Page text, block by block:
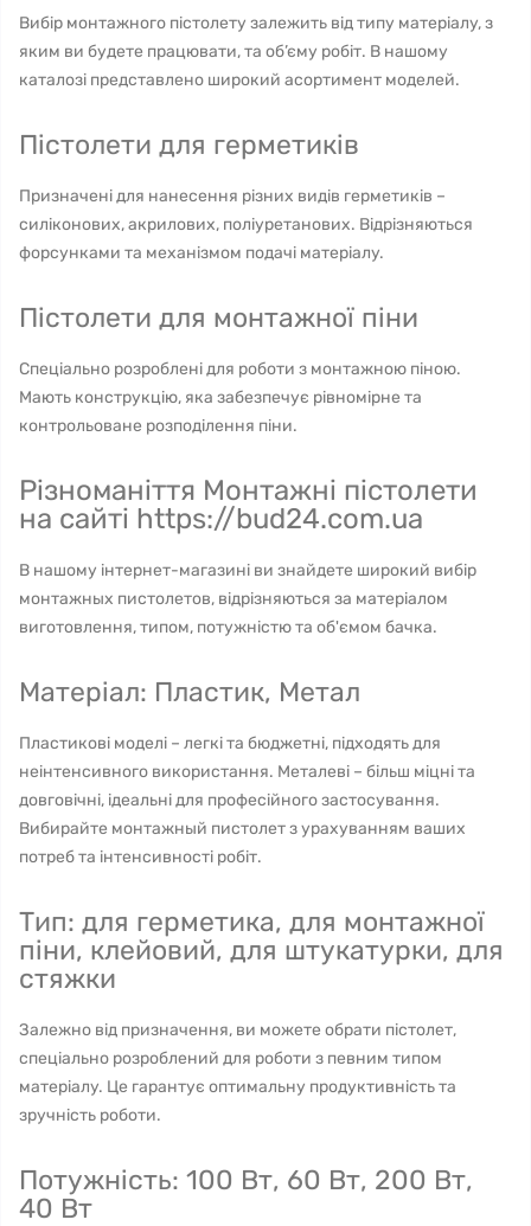
Вибір монтажного пістолету залежить від типу матеріалу, з
яким ви будете працювати, та об’єму робіт. В нашому
каталозі представлено широкий асортимент моделей.
Пістолети для герметиків
Призначені для нанесення різних видів герметиків –
силіконових, акрилових, поліуретанових. Відрізняються
форсунками та механізмом подачі матеріалу.
Пістолети для монтажної піни
Спеціально розроблені для роботи з монтажною піною.
Мають конструкцію, яка забезпечує рівномірне та
контрольоване розподілення піни.
Різноманіття Монтажні пістолети
на сайті https://bud24.com.ua
В нашому інтернет-магазині ви знайдете широкий вибір
монтажных пистолетов, відрізняються за матеріалом
виготовлення, типом, потужністю та об'ємом бачка.
Матеріал: Пластик, Метал
Пластикові моделі – легкі та бюджетні, підходять для
неінтенсивного використання. Металеві – більш міцні та
довговічні, ідеальні для професійного застосування.
Вибирайте монтажный пистолет з урахуванням ваших
потреб та інтенсивності робіт.
Тип: для герметика, для монтажної
піни, клейовий, для штукатурки, для
стяжки
Залежно від призначення, ви можете обрати пістолет,
спеціально розроблений для роботи з певним типом
матеріалу. Це гарантує оптимальну продуктивність та
зручність роботи.
Потужність: 100 Вт, 60 Вт, 200 Вт,
40 Вт